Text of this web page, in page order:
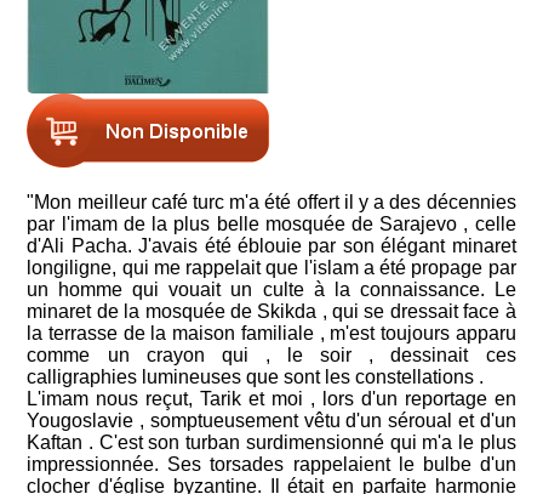
"Mon meilleur café turc m'a été offert il y a des décennies
par l'imam de la plus belle mosquée de Sarajevo , celle
d'Ali Pacha. J'avais été éblouie par son élégant minaret
longiligne, qui me rappelait que l'islam a été propage par
un homme qui vouait un culte à la connaissance. Le
minaret de la mosquée de Skikda , qui se dressait face à
la terrasse de la maison familiale , m'est toujours apparu
comme un crayon qui , le soir , dessinait ces
calligraphies lumineuses que sont les constellations .
L'imam nous reçut, Tarik et moi , lors d'un reportage en
Yougoslavie , somptueusement vêtu d'un séroual et d'un
Kaftan . C'est son turban surdimensionné qui m'a le plus
impressionnée. Ses torsades rappelaient le bulbe d'un
clocher d'église byzantine. Il était en parfaite harmonie